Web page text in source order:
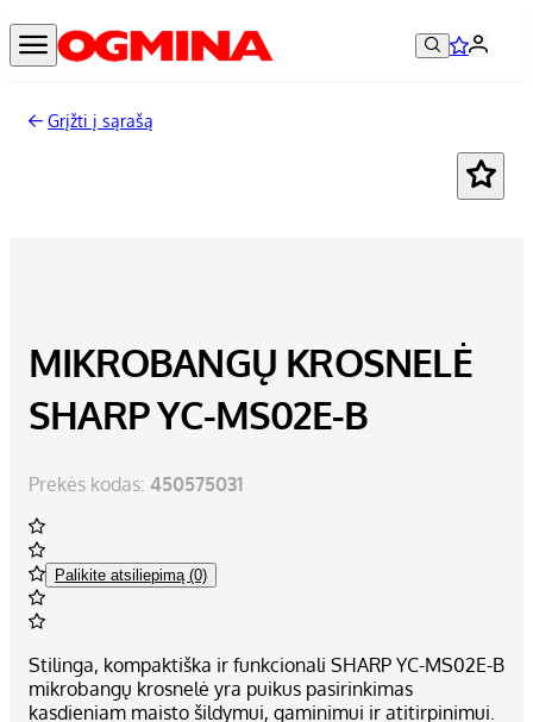
Grįžti į sąrašą
MIKROBANGŲ KROSNELĖ
SHARP YC-MS02E-B
Prekės kodas: 450575031
Palikite atsiliepimą (0)
Stilinga, kompaktiška ir funkcionali SHARP YC-MS02E-B
mikrobangų krosnelė yra puikus pasirinkimas
kasdieniam maisto šildymui, gaminimui ir atitirpinimui.